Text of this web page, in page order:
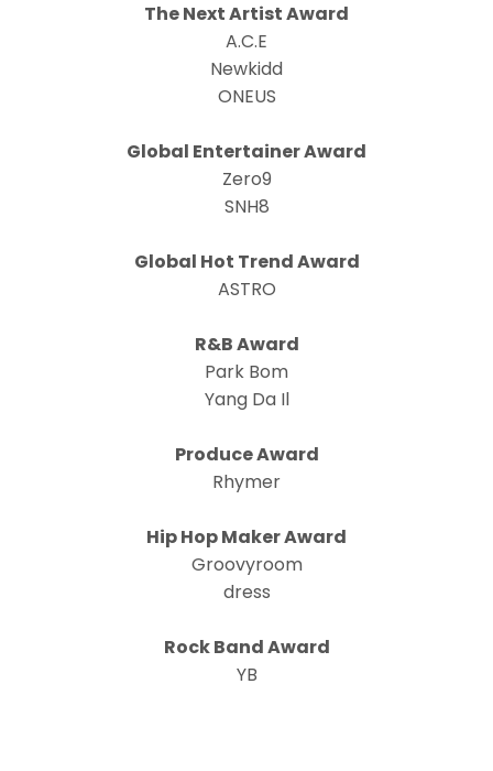
The Next Artist Award
A.C.E
Newkidd
ONEUS
Global Entertainer Award
Zero9
SNH8
Global Hot Trend Award
ASTRO
R&B Award
Park Bom
Yang Da Il
Produce Award
Rhymer
Hip Hop Maker Award
Groovyroom
dress
Rock Band Award
YB